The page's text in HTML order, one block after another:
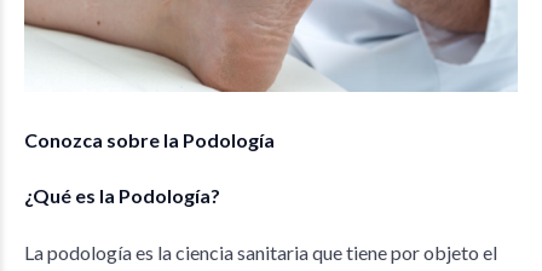
Conozca sobre la Podología
¿Qué es la Podología?
La podología es la ciencia sanitaria que tiene por objeto el